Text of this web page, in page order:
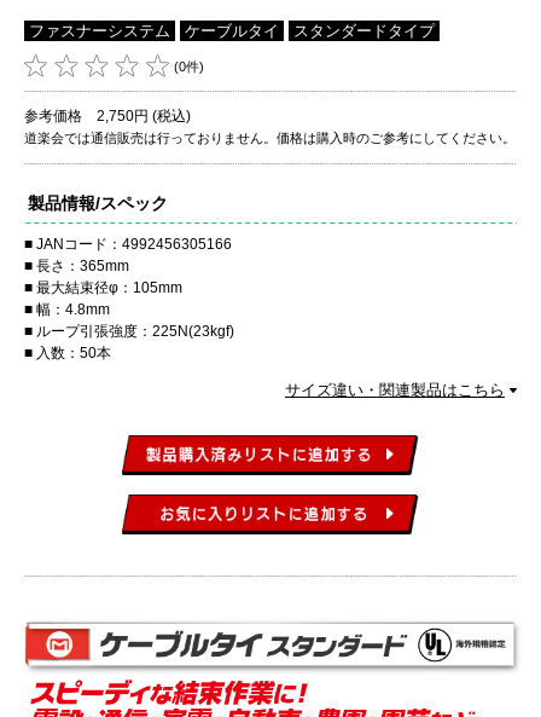
ファスナーシステム ケーブルタイ スタンダードタイプ
(0件)
参考価格 2,750円 (税込)
道楽会では通信販売は行っておりません。価格は購入時のご参考にしてください。
製品情報/スペック
JANコード：4992456305166
長さ：365mm
最大結束径φ：105mm
幅：4.8mm
ループ引張強度：225N(23kgf)
入数：50本
サイズ違い・関連製品はこちら